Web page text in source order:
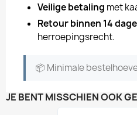
Veilige betaling met
Retour binnen 14
herroepingsrecht.
📦 Minimale
JE BENT MISSCHIEN OOK